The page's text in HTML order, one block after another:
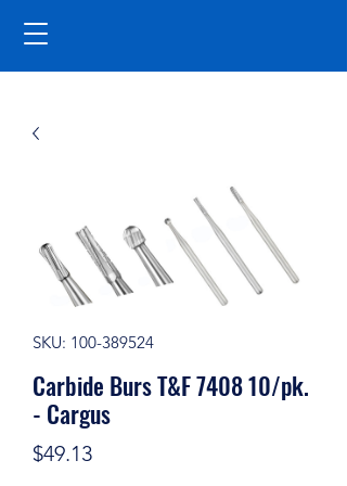
SKU: 100-389524
Carbide Burs T&F 7408 10/pk.
- Cargus
$49.13Price